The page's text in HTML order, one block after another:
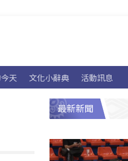
天 文化小辭典 活動訊息
最新新聞